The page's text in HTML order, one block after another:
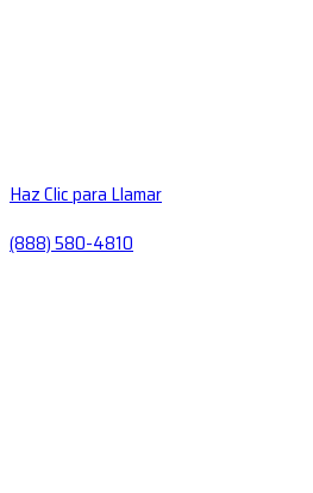
Haz Clic para Llamar
(888) 580-4810